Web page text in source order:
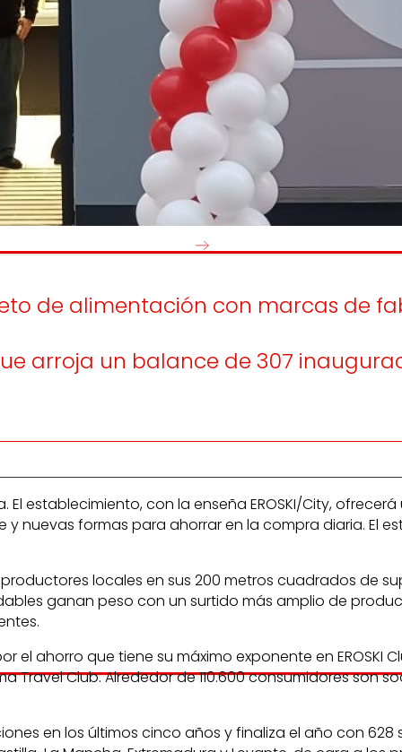
la
el desarrollo
Escuchamos
informamos
personas
de alimentación con marcas de
arroja un balance de 307
establecimiento, con la enseña EROSKI/City,
formas para ahorrar en la compra diaria. El
locales en sus 200 metros cuadrados de
ganan peso con un surtido más amplio de
ahorro que tiene su máximo exponente en EROSKI
Club. Alrededor de 110.600 consumidores son
en los últimos cinco años y finaliza el año con